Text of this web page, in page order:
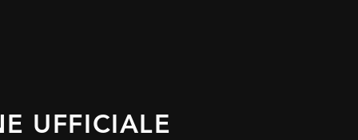
UFFICIALE